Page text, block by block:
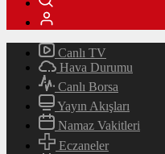
Canlı TV
Hava Durumu
Canlı Borsa
Yayın Akışları
Namaz Vakitleri
Eczaneler